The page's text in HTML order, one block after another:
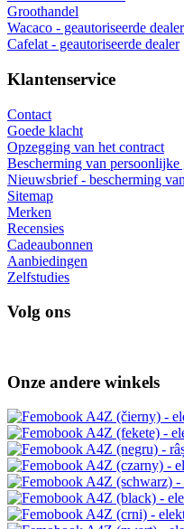
Groothandel
Wacaco - geautoriseerde dealer
Cafelat - geautoriseerde dealer
Klantenservice
Contact
Goede klacht
Opzegging van het contract
Bescherming van persoonlijke
Nieuwsbrief - bescherming
Sitemap
Merken
Recensies
Cadeaubonnen
Aanbiedingen
Zelfstudies
Volg ons
Onze andere winkels